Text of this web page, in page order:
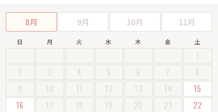
8月 9月 10月 11月
日 月 火 水 木 金 土
1
2
3 4 5 6 7
8
9
10 11 12 13 14
15
16
17 18 19 20 21
22